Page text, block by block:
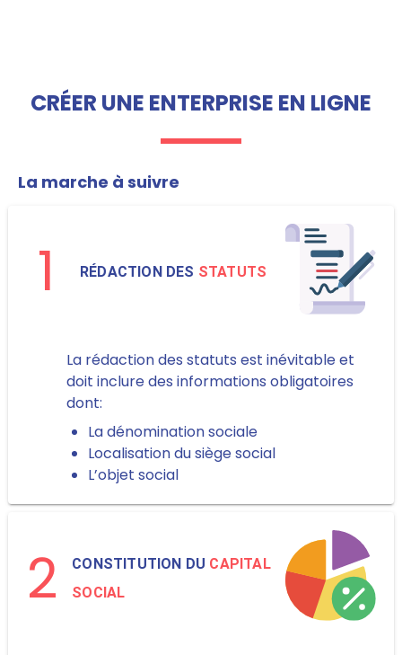
CRÉER UNE ENTERPRISE EN LIGNE
La marche à suivre
1 RÉDACTION DES STATUTS
La rédaction des statuts est inévitable et
doit inclure des informations obligatoires
dont:
La dénomination sociale
Localisation du siège social
L’objet social
2 CONSTITUTION DU CAPITAL
SOCIAL